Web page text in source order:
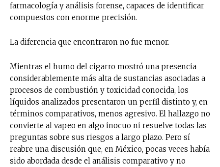
farmacología y análisis forense, capaces de identificar
compuestos con enorme precisión.
La diferencia que encontraron no fue menor.
Mientras el humo del cigarro mostró una presencia
considerablemente más alta de sustancias asociadas a
procesos de combustión y toxicidad conocida, los
líquidos analizados presentaron un perfil distinto y, en
términos comparativos, menos agresivo. El hallazgo no
convierte al vapeo en algo inocuo ni resuelve todas las
preguntas sobre sus riesgos a largo plazo. Pero sí
reabre una discusión que, en México, pocas veces había
sido abordada desde el análisis comparativo y no